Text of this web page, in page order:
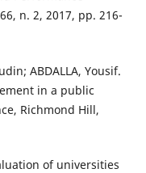
n. 2, 2017, pp. 216-
ABDALLA, Yousif.
in a public
Richmond Hill,
of universities